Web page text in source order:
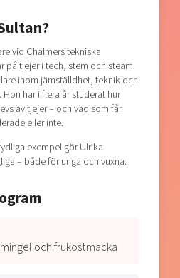
vid Chalmers tekniska
på tjejer i tech, stem och steam.
inom jämställdhet, teknik och
har i flera år studerat hur
av tjejer – och vad som får
eller inte.
exempel gör Ulrika
– både för unga och vuxna.
och frukostmacka